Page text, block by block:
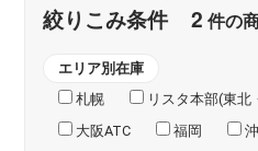
絞りこみ条件 2 件の
エリア別在庫
札幌
リスタ本部(東北
大阪ATC
福岡